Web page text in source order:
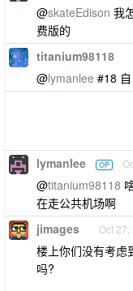
@skateEdison 我
费版的
titanium98118
@lymanlee #18
lymanlee OP
@titanium98118
在走公共机场啊
jimages Oct 27,
楼上你们没有考虑
吗?